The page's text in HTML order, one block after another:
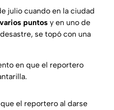
julio cuando en la ciudad
puntos y en uno de
se topó con una
en que el reportero
el reportero al darse